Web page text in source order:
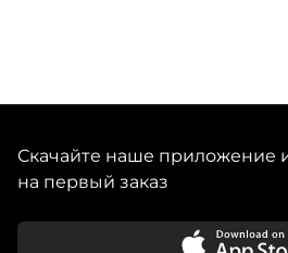
Скачайте наше приложение
на первый заказ